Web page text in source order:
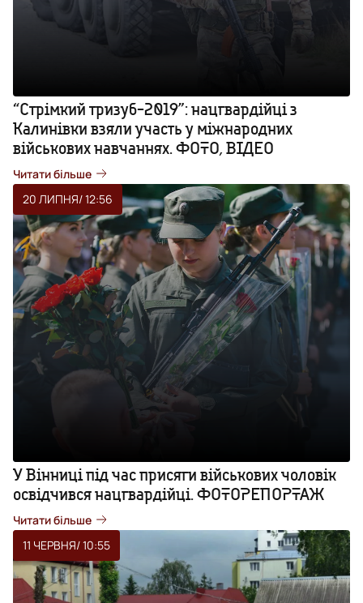
“Стрімкий тризуб-2019”: нацгвардійці з
Калинівки взяли участь у міжнародних
військових навчаннях. ФОТО, ВІДЕО
Читати більше
20 ЛИПНЯ/ 12:56
У Вінниці під час присяги військових чоловік
освідчився нацгвардійці. ФОТОРЕПОРТАЖ
Читати більше
11 ЧЕРВНЯ/ 10:55